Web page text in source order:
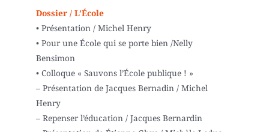
Dossier / L’École
• Présentation / Michel Henry
• Pour une École qui se porte bien /Nelly
Bensimon
• Colloque « Sauvons l’École publique ! »
– Présentation de Jacques Bernadin / Michel
Henry
– Repenser l’éducation / Jacques Bernardin